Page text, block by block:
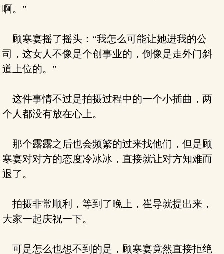
啊。”
顾寒宴摇了摇头：“我怎么可能让她进我的公
司，这女人不像是个创事业的，倒像是走外门斜
道上位的。”
这件事情不过是拍摄过程中的一个小插曲，两
个人都没有放在心上。
那个露露之后也会频繁的过来找他们，但是顾
寒宴对对方的态度冷冰冰，直接就让对方知难而
退了。
拍摄非常顺利，等到了晚上，崔导就提出来，
大家一起庆祝一下。
可是怎么也想不到的是，顾寒宴竟然直接拒绝